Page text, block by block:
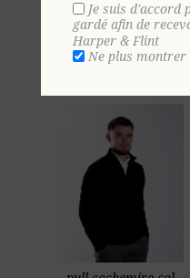
pull cachemire col
camionneur MARINE
99,00 €
Je suis d'accord
gardé afin de
Harper & Flint
Ne plus montrer